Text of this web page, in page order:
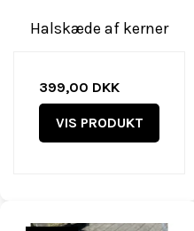
Halskæde af kerner
399,00 DKK
VIS PRODUKT